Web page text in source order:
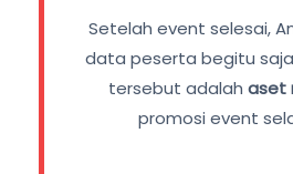
Setelah event selesai,
data peserta begitu
tersebut adalah aset
promosi event